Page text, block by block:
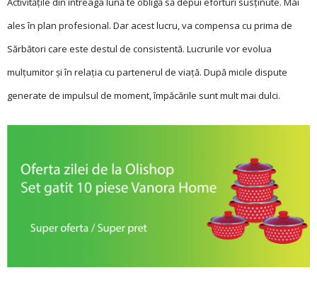
ales în plan profesional. Dar acest lucru, va compensa cu prima de
Sărbători care este destul de consistentă. Lucrurile vor evolua
mulțumitor și în relația cu partenerul de viață. După micile dispute
generate de impulsul de moment, împăcările sunt mult mai dulci.